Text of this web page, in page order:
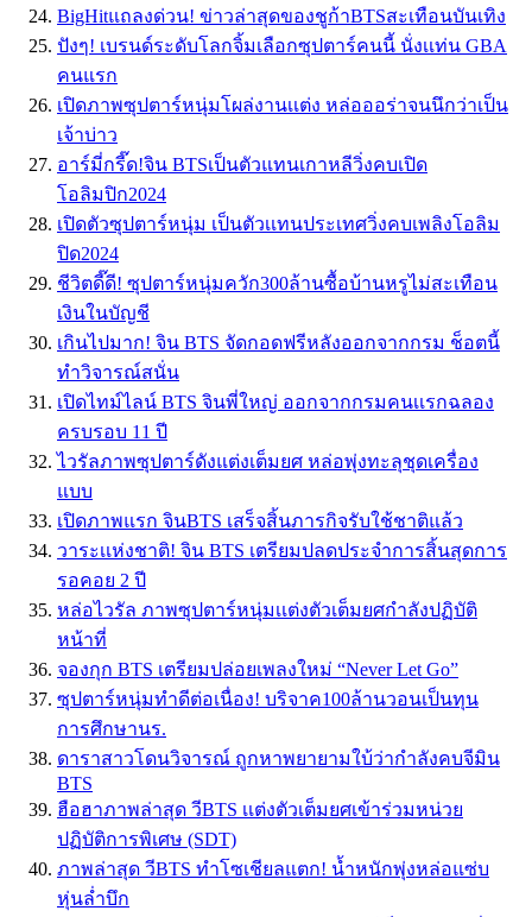
BigHitแถลงด่วน! ข่าวล่าสุดของชูก้าBTSสะเทือนบันเทิง
ปังๆ! เบรนด์ระดับโลกจิ้มเลือกซุปตาร์คนนี้ นั่งเเท่น GBA
คนแรก
เปิดภาพซุปตาร์หนุ่มโผล่งานเเต่ง หล่อออร่าจนนึกว่าเป็น
เจ้าบ่าว
อาร์มี่กรี๊ด!จิน BTSเป็นตัวแทนเกาหลีวิ่งคบเปิด
โอลิมปิก2024
เปิดตัวซุปตาร์หนุ่ม เป็นตัวเเทนประเทศวิ่งคบเพลิงโอลิม
ปิด2024
ชีวิตดี๊ดี! ซุปตาร์หนุ่มควัก300ล้านซื้อบ้านหรูไม่สะเทือน
เงินในบัญชี
เกินไปมาก! จิน BTS จัดกอดฟรีหลังออกจากกรม ช็อตนี้
ทำวิจารณ์สนั่น
เปิดไทม์ไลน์ BTS จินพี่ใหญ่ ออกจากกรมคนเเรกฉลอง
ครบรอบ 11 ปี
ไวรัลภาพซุปตาร์ดังแต่งเต็มยศ หล่อพุ่งทะลุชุดเครื่อง
แบบ
เปิดภาพแรก จินBTS เสร็จสิ้นภารกิจรับใช้ชาติแล้ว
วาระเเห่งชาติ! จิน BTS เตรียมปลดประจำการสิ้นสุดการ
รอคอย 2 ปี
หล่อไวรัล ภาพซุปตาร์หนุ่มเเต่งตัวเต็มยศกำลังปฏิบัติ
หน้าที่
จองกุก BTS เตรียมปล่อยเพลงใหม่ “Never Let Go”
ซุปตาร์หนุ่มทำดีต่อเนื่อง! บริจาค100ล้านวอนเป็นทุน
การศึกษานร.
ดาราสาวโดนวิจารณ์ ถูกหาพยายามใบ้ว่ากำลังคบจีมิน
BTS
ฮือฮาภาพล่าสุด วีBTS เเต่งตัวเต็มยศเข้าร่วมหน่วย
ปฏิบัติการพิเศษ (SDT)
ภาพล่าสุด วีBTS ทำโซเชียลแตก! น้ำหนักพุ่งหล่อแซ่บ
หุ่นล่ำบึก